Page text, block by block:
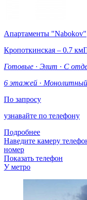
Апартаменты "Nabokov"
Кропоткинская – 0.7 км
Готовые · Элит · С
6 этажей · Монолитный
По запросу
узнавайте по телефону
Подробнее
Наведите камеру
номер
Показать телефон
У метро